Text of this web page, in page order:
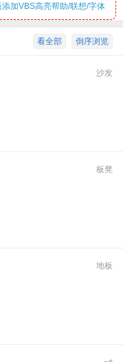
添加VBS高亮帮助/联想/字体
倒序浏览
看全部
沙发
板凳
地板